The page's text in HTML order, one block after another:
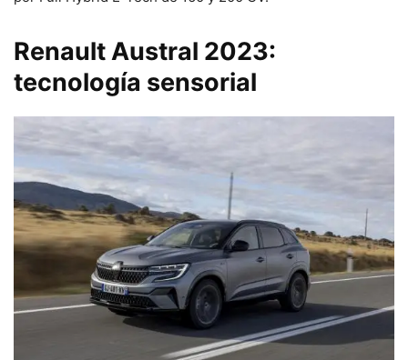
Renault Austral 2023:
tecnología sensorial